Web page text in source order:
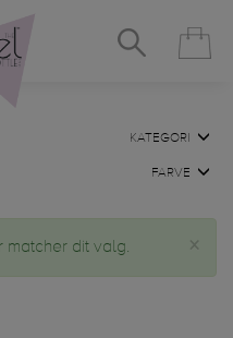
KATEGORI
FARVE
×
matcher dit valg.